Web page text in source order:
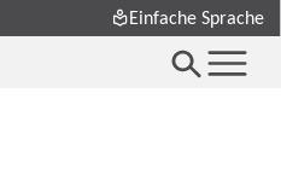
Einfache Sprache